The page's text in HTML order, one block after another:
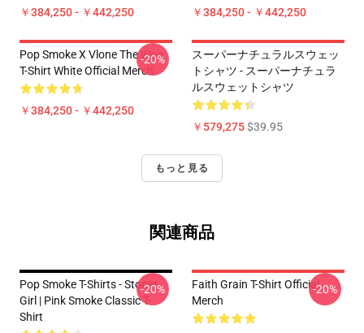
￥384,250 - ￥442,250 ￥384,250 - ￥442,250
Pop Smoke X Vlone The Woo
T-Shirt White Official Merch
￥384,250 - ￥442,250
-20%
スーパーナチュラルスウェッ
トシャツ - スーパーナチュラ
ルスウェットシャツ
￥579,275$39.95
もっと見る
関連商品
Pop Smoke T-Shirts - Stoner
Girl | Pink Smoke Classic T-
Shirt
-20%
Faith Grain T-Shirt Official
Merch
-20%